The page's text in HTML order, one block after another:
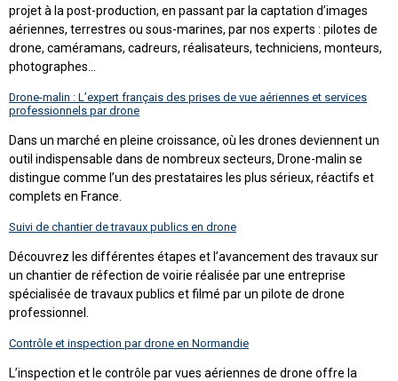
projet à la post-production, en passant par la captation d’images
aériennes, terrestres ou sous-marines, par nos experts : pilotes de
drone, caméramans, cadreurs, réalisateurs, techniciens, monteurs,
photographes…
Drone-malin : L’expert français des prises de vue aériennes et services
professionnels par drone
Dans un marché en pleine croissance, où les drones deviennent un
outil indispensable dans de nombreux secteurs, Drone-malin se
distingue comme l’un des prestataires les plus sérieux, réactifs et
complets en France.
Suivi de chantier de travaux publics en drone
Découvrez les différentes étapes et l’avancement des travaux sur
un chantier de réfection de voirie réalisée par une entreprise
spécialisée de travaux publics et filmé par un pilote de drone
professionnel.
Contrôle et inspection par drone en Normandie
L’inspection et le contrôle par vues aériennes de drone offre la